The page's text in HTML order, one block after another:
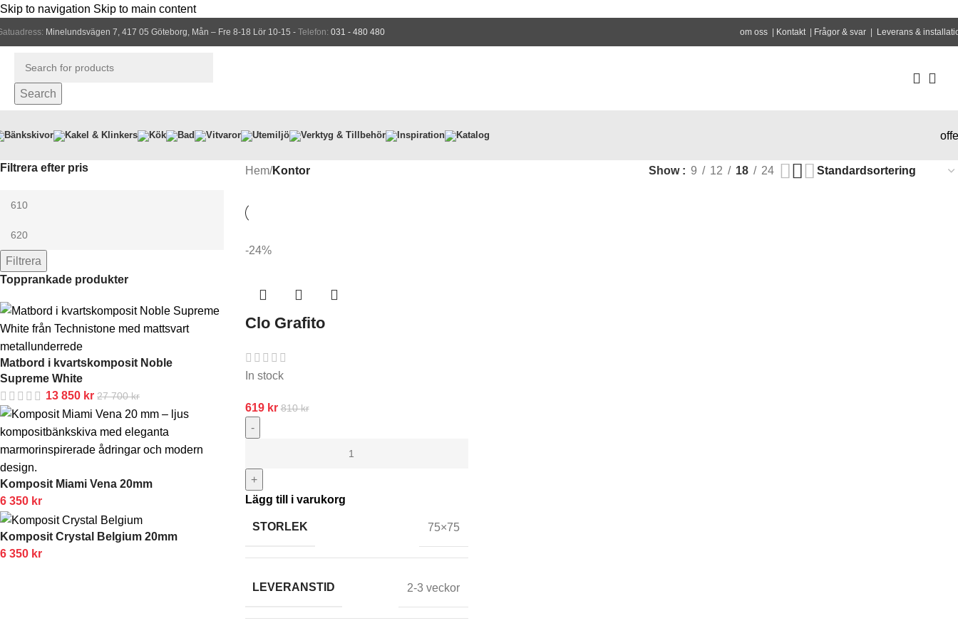
Skip to navigation Skip to main content
Minelundsvägen 7, 417 05 Göteborg, Mån – Fre 8-18 Lör 10-15 - Telefon: 031 - 480 480 om oss Kontakt| Frågor & svar Leverans &
Search
Bänkskivor Kakel & Klinkers Kök Bad Vitvaror Utemiljö Verktyg & Tillbehör Inspiration Katalog
Filtrera efter pris
Filtrera
Topprankade produkter
Matbord i kvartskomposit Noble
Supreme White
13 850 kr 27 700kr
Komposit Miami Vena 20mm
6 350 kr
Komposit Crystal Belgium 20mm
6 350 kr
Hem/Kontor Show 9 12 18 24
-24%
Clo Grafito
In stock
619 kr 810kr
-
+
Lägg till i varukorg
STORLEK 75×75
LEVERANSTID 2-3 veckor